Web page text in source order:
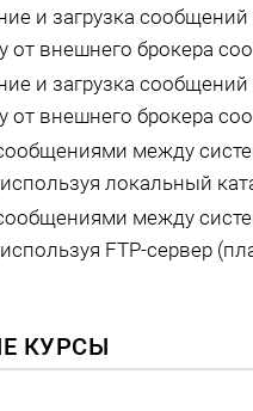
и загрузка
от внешнего брокера
и загрузка
от внешнего брокера
между
локальный
между
FTP-сервер
КУРСЫ